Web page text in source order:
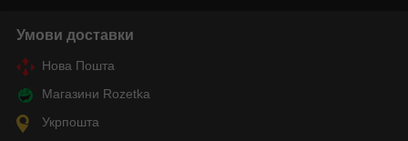
Умови доставки
Нова Пошта
Магазини Rozetka
Укрпошта